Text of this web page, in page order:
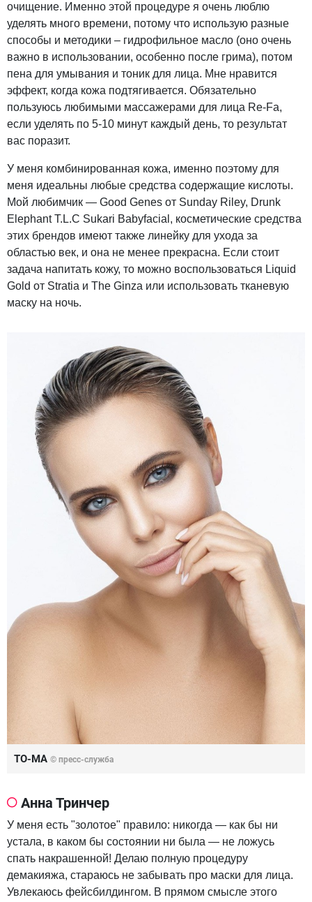
очищение. Именно этой процедуре я очень люблю
уделять много времени, потому что использую разные
способы и методики – гидрофильное масло (оно очень
важно в использовании, особенно после грима), потом
пена для умывания и тоник для лица. Мне нравится
эффект, когда кожа подтягивается. Обязательно
пользуюсь любимыми массажерами для лица Re-Fa,
если уделять по 5-10 минут каждый день, то результат
вас поразит.
У меня комбинированная кожа, именно поэтому для
меня идеальны любые средства содержащие кислоты.
Мой любимчик — Good Genes от Sunday Riley, Drunk
Elephant T.L.C Sukari Babyfacial, косметические средства
этих брендов имеют также линейку для ухода за
областью век, и она не менее прекрасна. Если стоит
задача напитать кожу, то можно воспользоваться Liquid
Gold от Stratia и The Ginza или использовать тканевую
маску на ночь.
ТО-МА © пресс-служба
Анна Тринчер
У меня есть "золотое" правило: никогда — как бы ни
устала, в каком бы состоянии ни была — не ложусь
спать накрашенной! Делаю полную процедуру
демакияжа, стараюсь не забывать про маски для лица.
Увлекаюсь фейсбилдингом. В прямом смысле этого